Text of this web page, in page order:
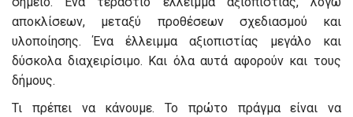
αποκλίσεων, μεταξύ προθέσεων σχεδιασμού και
υλοποίησης. Ένα έλλειμμα αξιοπιστίας μεγάλο και
δύσκολα διαχειρίσιμο. Και όλα αυτά αφορούν και τους
δήμους.
Τι πρέπει να κάνουμε. Το πρώτο πράγμα είναι να